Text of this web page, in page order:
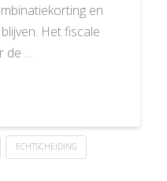
en
Het fiscale
de …
ECHTSCHEIDING